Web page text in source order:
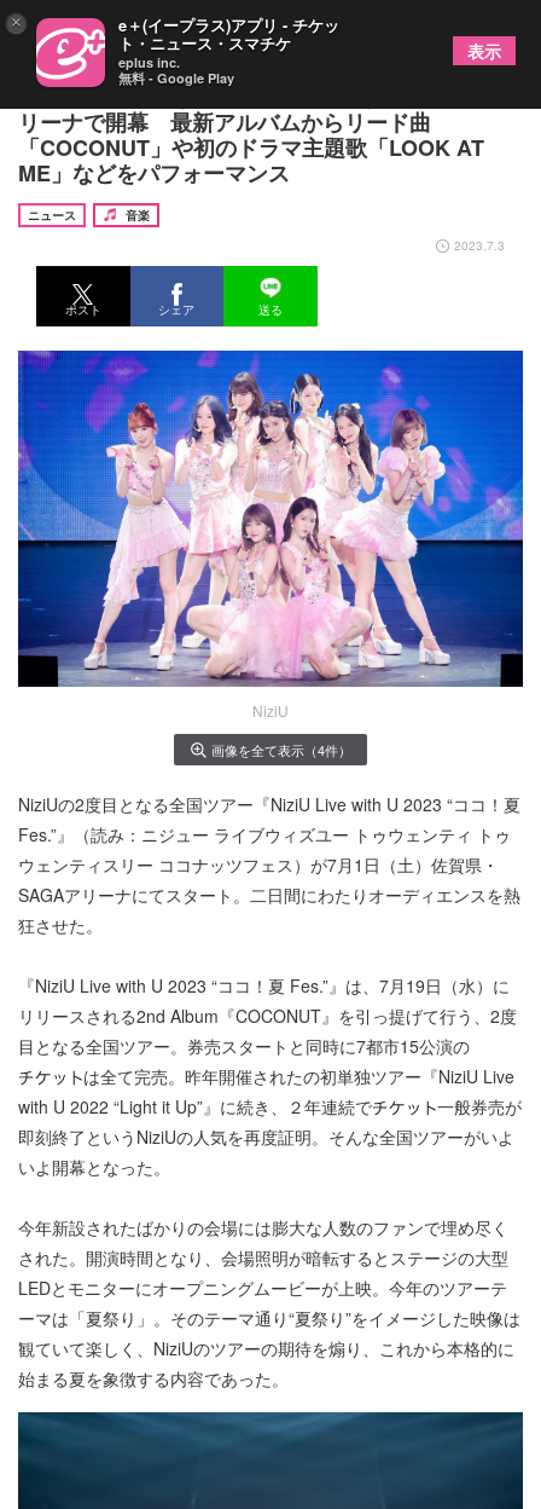
NiziU、2度目となる全国ツアーが佐賀県・SAGAア
リーナで開幕 最新アルバムからリード曲
「COCONUT」や初のドラマ主題歌「LOOK AT
ME」などをパフォーマンス
ニュース
音楽
2023.7.3
ポスト シェア 送る
NiziU
画像を全て表示（4件）
NiziUの2度目となる全国ツアー『NiziU Live with U 2023 “ココ！夏
Fes.”』（読み：ニジュー ライブウィズユー トゥウェンティ トゥ
ウェンティスリー ココナッツフェス）が7月1日（土）佐賀県・
SAGAアリーナにてスタート。二日間にわたりオーディエンスを熱
狂させた。
『NiziU Live with U 2023 “ココ！夏 Fes.”』は、7月19日（水）に
リリースされる2nd Album『COCONUT』を引っ提げて行う、2度
目となる全国ツアー。券売スタートと同時に7都市15公演の
は全て完売。昨年開催されたの初単独ツアー『NiziU Live
with U 2022 “Light it Up”』に続き、２年連続で
一般券売が
即刻終了というNiziUの人気を再度証明。そんな全国ツアーがいよ
いよ開幕となった。
今年新設されたばかりの会場には膨大な人数のファンで埋め尽く
された。開演時間となり、会場照明が暗転するとステージの大型
LEDとモニターにオープニングムービーが上映。今年のツアーテ
ーマは「夏祭り」。そのテーマ通り“夏祭り”をイメージした映像は
観ていて楽しく、NiziUのツアーの期待を煽り、これから本格的に
始まる夏を象徴する内容であった。
× e＋(イープラス)アプリ - チケッ
ト・ニュース・スマチケ
eplus inc.
無料 - Google Play
表示